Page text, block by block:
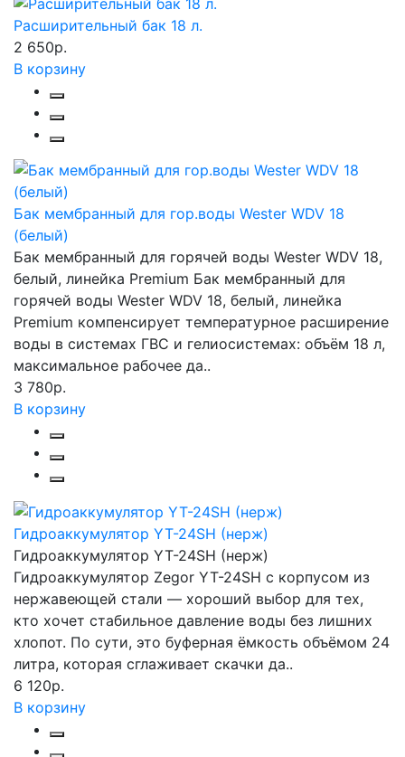
Расширительный бак 18 л.
2 650р.
В корзину
Бак мембранный для гор.воды Wester WDV 18
(белый)
Бак мембранный для горячей воды Wester WDV 18,
белый, линейка Premium Бак мембранный для
горячей воды Wester WDV 18, белый, линейка
Premium компенсирует температурное расширение
воды в системах ГВС и гелиосистемах: объём 18 л,
максимальное рабочее да..
3 780р.
В корзину
Гидроаккумулятор YT-24SH (нерж)
Гидроаккумулятор YT-24SH (нерж)
Гидроаккумулятор Zegor YT-24SH с корпусом из
нержавеющей стали — хороший выбор для тех,
кто хочет стабильное давление воды без лишних
хлопот. По сути, это буферная ёмкость объёмом 24
литра, которая сглаживает скачки да..
6 120р.
В корзину